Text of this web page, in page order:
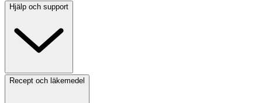
Hjälp och support
Recept och läkemedel